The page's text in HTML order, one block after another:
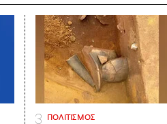
ΠΟΛΙΤΙΣΜΟΣ